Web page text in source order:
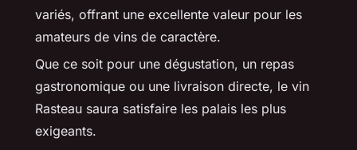
variés, offrant une excellente valeur pour les
amateurs de vins de caractère.
Que ce soit pour une dégustation, un repas
gastronomique ou une livraison directe, le vin
Rasteau saura satisfaire les palais les plus
exigeants.